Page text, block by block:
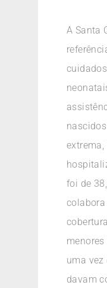
A Santa
foi de
uma vez
davam